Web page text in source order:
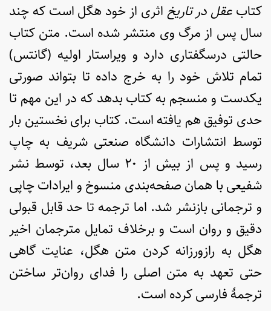
کتاب عقل در تاریخ اثری از خود هگل است که چند
سال پس از مرگ وی منتشر شده است. متن کتاب
حالتی درسگفتاری دارد و ویراستار اولیه (گانتس)
تمام تلاش خود را به خرج داده تا بتواند صورتی
یکدست و منسجم به کتاب بدهد که در این مهم تا
حدی توفیق هم یافته است. کتاب برای نخستین بار
توسط انتشارات دانشگاه صنعتی شریف به چاپ
رسید و پس از بیش از ۲۰ سال بعد، توسط نشر
شفیعی با همان صفحه‌بندی منسوخ و ایرادات چاپی
و ترجمانی بازنشر شد. اما ترجمه تا حد قابل قبولی
دقیق و روان است و برخلاف تمایل مترجمان اخیر
هگل به رازورزانه کردن متن هگل، عنایت گاهی
حتی تعهد به متن اصلی را فدای روان‌تر ساختن
ترجمۀ فارسی کرده است.